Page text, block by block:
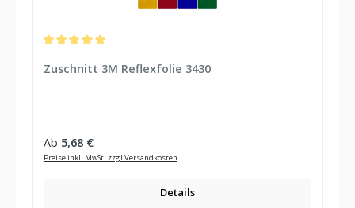
Zuschnitt 3M Reflexfolie 3430
Regulärer Preis:
Ab 5,68 €
Preise inkl. MwSt. zzgl Versandkosten
Details